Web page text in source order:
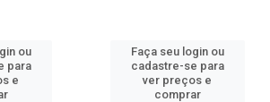
ou
para
e
Faça seu login ou
cadastre-se para
ver preços e
comprar